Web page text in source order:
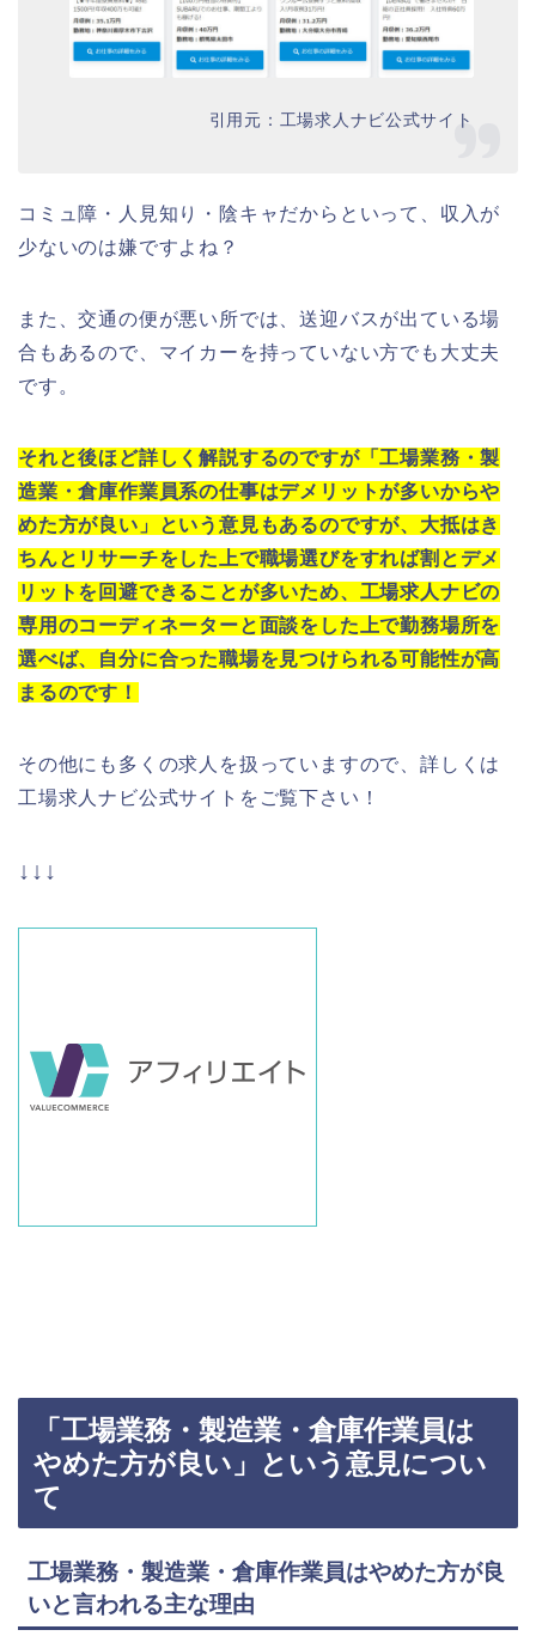
引用元：工場求人ナビ公式サイト
コミュ障・人見知り・陰キャだからといって、収入が
少ないのは嫌ですよね？
また、交通の便が悪い所では、送迎バスが出ている場
合もあるので、マイカーを持っていない方でも大丈夫
です。
それと後ほど詳しく解説するのですが「工場業務・製
造業・倉庫作業員系の仕事はデメリットが多いからや
めた方が良い」という意見もあるのですが、大抵はき
ちんとリサーチをした上で職場選びをすれば割とデメ
リットを回避できることが多いため、工場求人ナビの
専用のコーディネーターと面談をした上で勤務場所を
選べば、自分に合った職場を見つけられる可能性が高
まるのです！
その他にも多くの求人を扱っていますので、詳しくは
工場求人ナビ公式サイトをご覧下さい！
↓↓↓
「工場業務・製造業・倉庫作業員は
やめた方が良い」という意見につい
て
工場業務・製造業・倉庫作業員はやめた方が良
いと言われる主な理由